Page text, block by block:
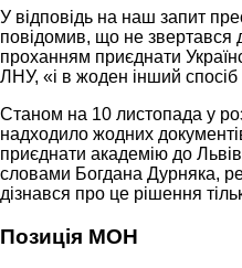
У відповідь на наш запит
повідомив, що не звертався
проханням приєднати
ЛНУ, «і в жоден інший спосіб
Станом на 10 листопада у
надходило жодних
приєднати академію до
словами Богдана Дурняка,
дізнався про це рішення
Позиція МОН